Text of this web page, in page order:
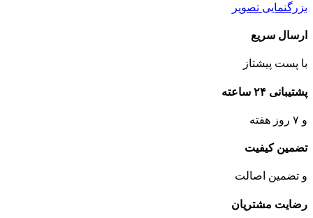
بزرگنمایی تصویر
ارسال سریع
با پست پیشتاز
پشتیبانی ۲۴ ساعته
و ۷ روز هفته
تضمین کیفیت
و تضمین اصالت
رضایت مشتریان